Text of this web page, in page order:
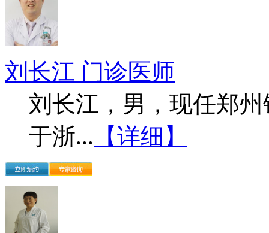
刘长江 门诊医师
刘长江，男，现任郑
于浙... 【详细】